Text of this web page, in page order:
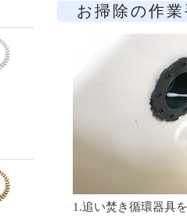
お掃除の作業
1.追い焚き循環器具